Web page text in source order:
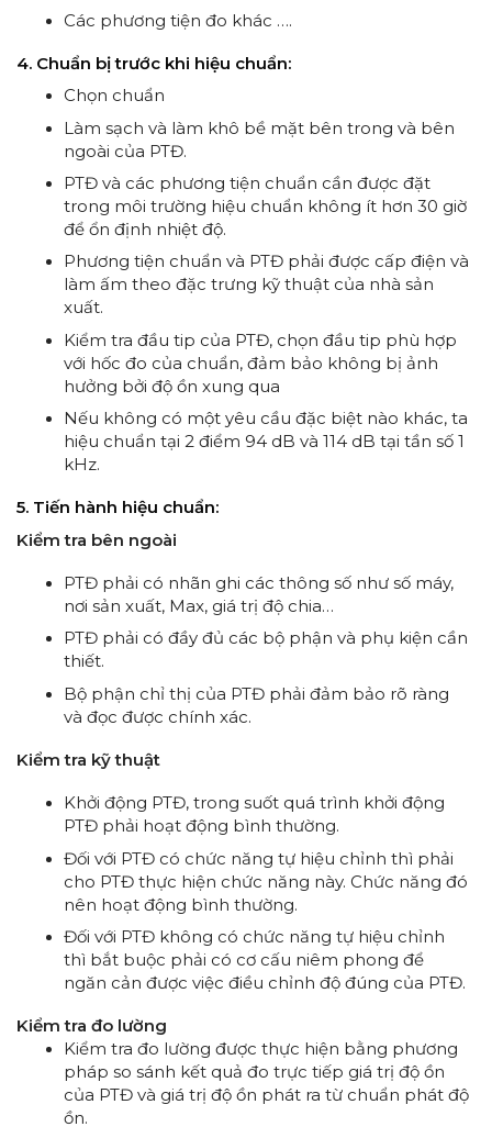
Các phương tiện đo khác ….
4. Chuẩn bị trước khi hiệu chuẩn:
Chọn chuẩn
Làm sạch và làm khô bề mặt bên trong và bên
ngoài của PTĐ.
PTĐ và các phương tiện chuẩn cần được đặt
trong môi trường hiệu chuẩn không ít hơn 30 giờ
để ổn định nhiệt độ.
Phương tiện chuẩn và PTĐ phải được cấp điện và
làm ấm theo đặc trưng kỹ thuật của nhà sản
xuất.
Kiểm tra đầu tip của PTĐ, chọn đầu tip phù hợp
với hốc đo của chuẩn, đảm bảo không bị ảnh
hưởng bởi độ ồn xung qua
Nếu không có một yêu cầu đặc biệt nào khác, ta
hiệu chuẩn tại 2 điểm 94 dB và 114 dB tại tần số 1
kHz.
5. Tiến hành hiệu chuẩn:
Kiểm tra bên ngoài
PTĐ phải có nhãn ghi các thông số như số máy,
nơi sản xuất, Max, giá trị độ chia…
PTĐ phải có đầy đủ các bộ phận và phụ kiện cần
thiết.
Bộ phận chỉ thị của PTĐ phải đảm bảo rõ ràng
và đọc được chính xác.
Kiểm tra kỹ thuật
Khởi động PTĐ, trong suốt quá trình khởi động
PTĐ phải hoạt động bình thường.
Đối với PTĐ có chức năng tự hiệu chỉnh thì phải
cho PTĐ thực hiện chức năng này. Chức năng đó
nên hoạt động bình thường.
Đối với PTĐ không có chức năng tự hiệu chỉnh
thì bắt buộc phải có cơ cấu niêm phong để
ngăn cản được việc điều chỉnh độ đúng của PTĐ.
Kiểm tra đo lường
Kiểm tra đo lường được thực hiện bằng phương
pháp so sánh kết quả đo trực tiếp giá trị độ ồn
của PTĐ và giá trị độ ồn phát ra từ chuẩn phát độ
ồn.